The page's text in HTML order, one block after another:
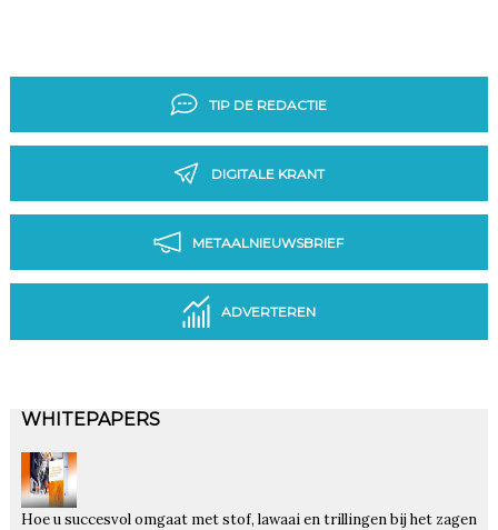
TIP DE REDACTIE
DIGITALE KRANT
METAALNIEUWSBRIEF
ADVERTEREN
WHITEPAPERS
Hoe u succesvol omgaat met stof, lawaai en trillingen bij het zagen